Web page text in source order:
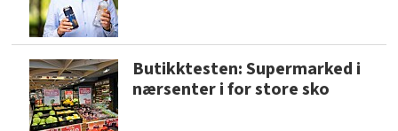
Butikktesten: Supermarked i
nærsenter i for store sko